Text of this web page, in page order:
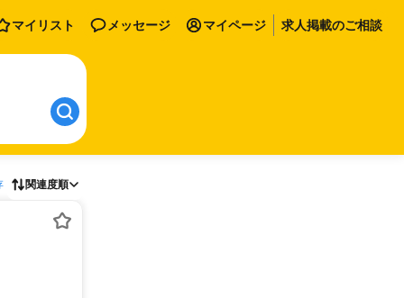
マイリスト メッセージ マイページ 求人掲載のご相談
関連度順